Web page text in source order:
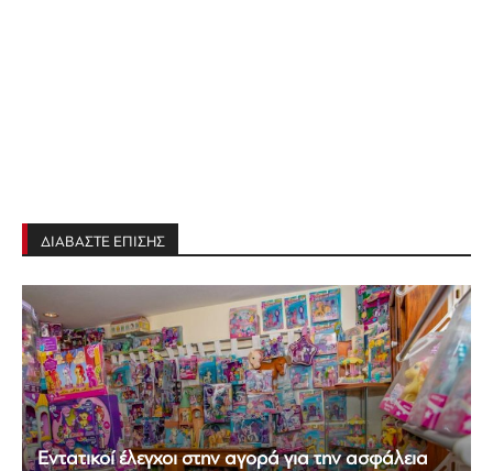
ΔΙΑΒΑΣΤΕ ΕΠΙΣΗΣ
Εντατικοί έλεγχοι στην αγορά για την ασφάλεια